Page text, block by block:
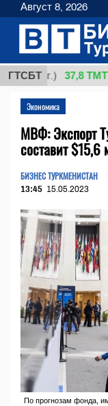
ГТСБТ
(кг.) 37,8 ТМТ
Экономика
МВФ: Экспорт
составит $15,6
БИЗНЕС ТУРКМЕНИСТАН
13:45 15.05.2023
По прогнозам фонда,
Август 8, 2026